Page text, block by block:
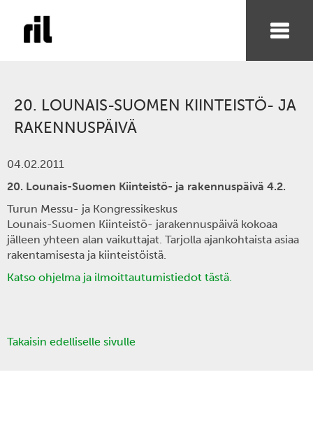
20. LOUNAIS-SUOMEN KIINTEISTÖ- JA
RAKENNUSPÄIVÄ
04.02.2011
20. Lounais-Suomen Kiinteistö- ja rakennuspäivä 4.2.
Turun Messu- ja Kongressikeskus
Lounais-Suomen Kiinteistö- jarakennuspäivä kokoaa
jälleen yhteen alan vaikuttajat. Tarjolla ajankohtaista asiaa
rakentamisesta ja kiinteistöistä.
Katso ohjelma ja ilmoittautumistiedot tästä.
Takaisin edelliselle sivulle